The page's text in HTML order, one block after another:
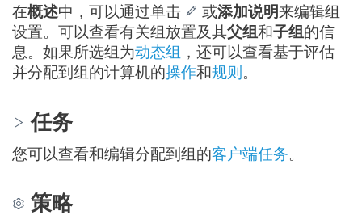
在概述中，可以通过单击 或添加说明来编辑组
设置。可以查看有关组放置及其父组和子组的信
息。如果所选组为动态组 ，还可以查看基于评估
并分配到组的计算机的操作和规则。
任务
您可以查看和编辑分配到组的客户端任务。
策略